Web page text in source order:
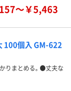
～￥5,463
100個入 GM-622
りまとめる。●丈夫な